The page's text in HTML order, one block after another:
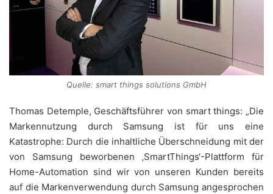
Quelle: smart things solutions GmbH
Thomas Detemple, Geschäftsführer von smart things: „Die
Markennutzung durch Samsung ist für uns eine
Katastrophe: Durch die inhaltliche Überschneidung mit der
von Samsung beworbenen ‚SmartThings‘-Plattform für
Home-Automation sind wir von unseren Kunden bereits
auf die Markenverwendung durch Samsung angesprochen